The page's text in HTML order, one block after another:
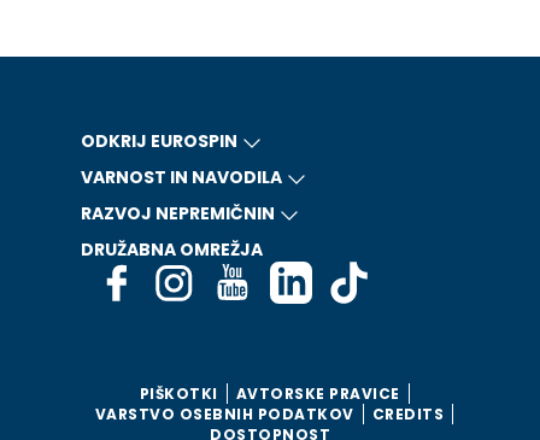
ODKRIJ EUROSPIN
VARNOST IN NAVODILA
RAZVOJ NEPREMIČNIN
DRUŽABNA OMREŽJA
PIŠKOTKI
AVTORSKE PRAVICE
VARSTVO OSEBNIH PODATKOV
CREDITS
DOSTOPNOST